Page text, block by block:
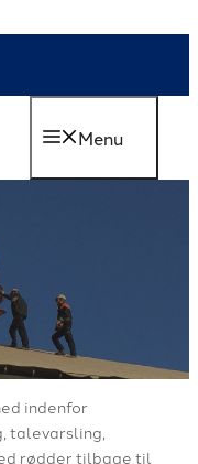
Menu
indenfor
talevarsling,
rødder tilbage til